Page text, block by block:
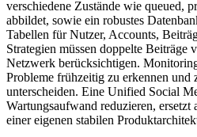
verschiedene Zustände wie queued,
abbildet, sowie ein robustes
Tabellen für Nutzer, Accounts,
Strategien müssen doppelte Beiträge
Netzwerk berücksichtigen.
Probleme frühzeitig zu erkennen und
unterscheiden. Eine Unified Social
Wartungsaufwand reduzieren,
einer eigenen stabilen